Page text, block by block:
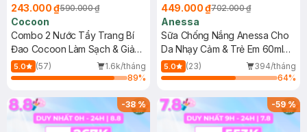
243.000 ₫590.000 ₫
Cocoon
Combo 2 Nước Tẩy Trang Bí
Đao Cocoon Làm Sạch & Giảm
Dầu 500ml
5.0 (57)
1.6k/tháng
89%
449.000 ₫702.000 ₫
Anessa
Sữa Chống Nắng Anessa Cho
Da Nhạy Cảm & Trẻ Em 60ml
(Mới)
5.0 (23)
394/tháng
64%
-38% -59%